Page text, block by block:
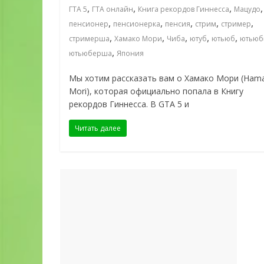
ГТА 5, ГТА онлайн, Книга рекордов Гиннесса, Мацудо,
пенсионер, пенсионерка, пенсия, стрим, стример,
стримерша, Хамако Мори, Чиба, ютуб, ютьюб,
ютьюберша, Япония
Мы хотим рассказать вам о Хамако Мори
Mori), которая официально попала в Книгу
рекордов Гиннесса. В GTA 5 и
Читать далее